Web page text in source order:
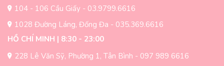
104 - 106 Cầu Giấy - 03.9799.6616
1028 Đường Láng, Đống Đa - 035.369.6616
HỒ CHÍ MINH | 8:30 - 23:00
228 Lê Văn Sỹ, Phường 1, Tân Bình - 097 989 6616